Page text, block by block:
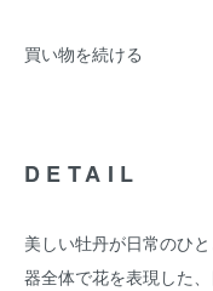
買い物を続ける
DETAIL
美しい牡丹が日常のひ
器全体で花を表現した